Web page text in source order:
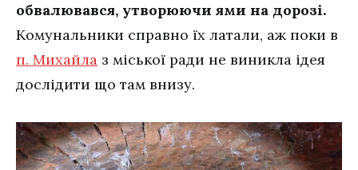
обвалювався, утворюючи ями на дорозі.
Комунальники справно їх латали, аж поки в
п. Михайла з міської ради не виникла ідея
дослідити що там внизу.